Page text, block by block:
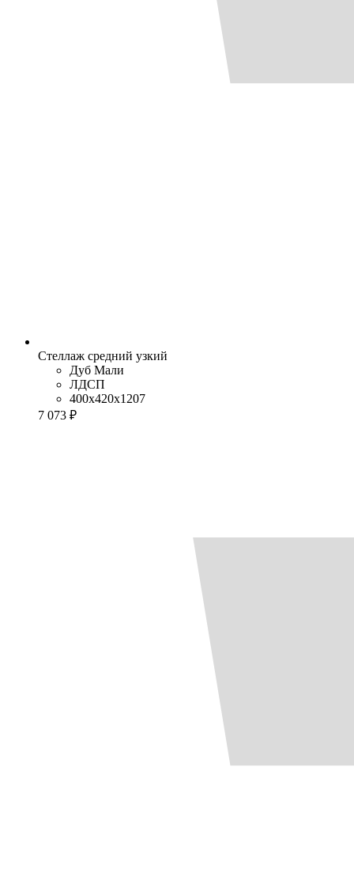
Стеллаж средний узкий
Дуб Мали
ЛДСП
400x420x1207
7 073 ₽